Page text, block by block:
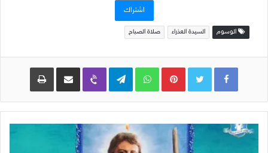
اشتراك
الوسوم السيدة العذراء صلاة الصباح
Pinterest
WhatsApp
Telegram
Viber مشاركة عبر البريد طباعة